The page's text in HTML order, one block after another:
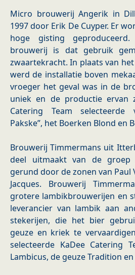
Micro brouwerij Angerik in
1997 door Erik De Cuyper. Er
hoge gisting
brouwerij is dat gebruik
zwaartekracht. In plaats van
werd de installatie boven
vroeger het geval was in de
uniek en de productie ervan
Catering Team selecteerde
Pakske”, het Boerken Blond en
Brouwerij Timmermans uit
deel uitmaakt van de groep
gerund door de zonen van Paul
Jacques. Brouwerij
grotere lambikbrouwerijen en
leverancier van lambik aan
stekerijen, die het bier
geuze en kriek te
selecteerde KaDee Catering
Lambicus, de geuze Tradition